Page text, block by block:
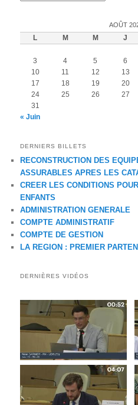
AOÛT
L M M J
3
4 5 6
10
11 12 13
17
18 19 20
24
25 26 27
31
« Juin
DERNIERS BILLETS
RECONSTRUCTION DES
ASSURABLES APRES LES
CREER LES CONDITIONS
ENFANTS
ADMINISTRATION GENERALE
COMPTE ADMINISTRATIF
COMPTE DE GESTION
LA REGION : PREMIER
DERNIÈRES VIDÉOS